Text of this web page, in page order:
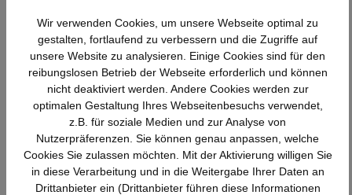
Mauser Sitzkultur Drehstuhl synchron-
genius
552,16 €* Details
Wir verwenden Cookies, um unsere Webseite optimal zu
gestalten, fortlaufend zu verbessern und die Zugriffe auf
unsere Website zu analysieren. Einige Cookies sind für den
reibungslosen Betrieb der Webseite erforderlich und können
nicht deaktiviert werden. Andere Cookies werden zur
optimalen Gestaltung Ihres Webseitenbesuchs verwendet,
z.B. für soziale Medien und zur Analyse von
Nutzerpräferenzen. Sie können genau anpassen, welche
Cookies Sie zulassen möchten. Mit der Aktivierung willigen Sie
in diese Verarbeitung und in die Weitergabe Ihrer Daten an
Drittanbieter ein (Drittanbieter führen diese Informationen